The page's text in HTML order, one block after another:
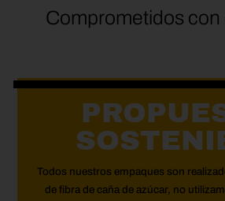
Comprometidos con
Todos nuestros empaques son
de fibra de caña de azúcar, no